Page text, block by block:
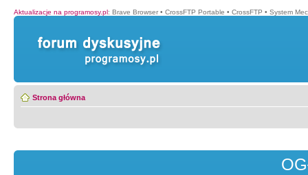
Aktualizacje na programosy.pl: Brave Browser • CrossFTP Portable • CrossFTP • System
Strona główna